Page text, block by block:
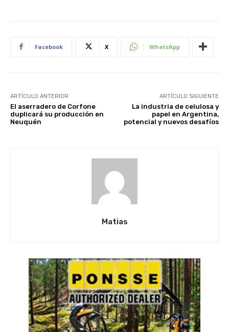
Facebook X WhatsApp
ARTÍCULO ANTERIOR
El aserradero de Corfone
duplicará su producción en
Neuquén
ARTÍCULO SIGUIENTE
La industria de celulosa y
papel en Argentina,
potencial y nuevos desafíos
Matias